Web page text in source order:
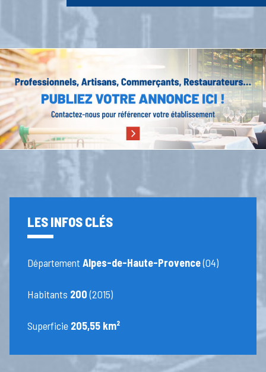
LES INFOS CLÉS
DépartementAlpes-de-Haute-Provence(04)
Habitants 200(2015)
Superficie 205,55 km²